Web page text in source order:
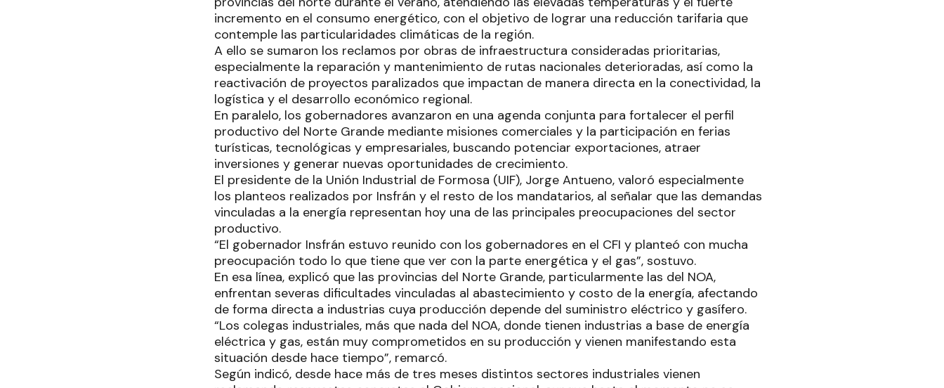
incremento en el consumo energético, con el objetivo de lograr una reducción tarifaria que
contemple las particularidades climáticas de la región.
A ello se sumaron los reclamos por obras de infraestructura consideradas prioritarias,
especialmente la reparación y mantenimiento de rutas nacionales deterioradas, así como la
reactivación de proyectos paralizados que impactan de manera directa en la conectividad, la
logística y el desarrollo económico regional.
En paralelo, los gobernadores avanzaron en una agenda conjunta para fortalecer el perfil
productivo del Norte Grande mediante misiones comerciales y la participación en ferias
turísticas, tecnológicas y empresariales, buscando potenciar exportaciones, atraer
inversiones y generar nuevas oportunidades de crecimiento.
El presidente de la Unión Industrial de Formosa (UIF), Jorge Antueno, valoró especialmente
los planteos realizados por Insfrán y el resto de los mandatarios, al señalar que las demandas
vinculadas a la energía representan hoy una de las principales preocupaciones del sector
productivo.
“El gobernador Insfrán estuvo reunido con los gobernadores en el CFI y planteó con mucha
preocupación todo lo que tiene que ver con la parte energética y el gas”, sostuvo.
En esa línea, explicó que las provincias del Norte Grande, particularmente las del NOA,
enfrentan severas dificultades vinculadas al abastecimiento y costo de la energía, afectando
de forma directa a industrias cuya producción depende del suministro eléctrico y gasífero.
“Los colegas industriales, más que nada del NOA, donde tienen industrias a base de energía
eléctrica y gas, están muy comprometidos en su producción y vienen manifestando esta
situación desde hace tiempo”, remarcó.
Según indicó, desde hace más de tres meses distintos sectores industriales vienen